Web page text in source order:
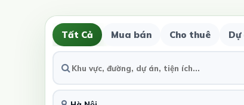
Tất Cả Mua bán Cho thuê Dự